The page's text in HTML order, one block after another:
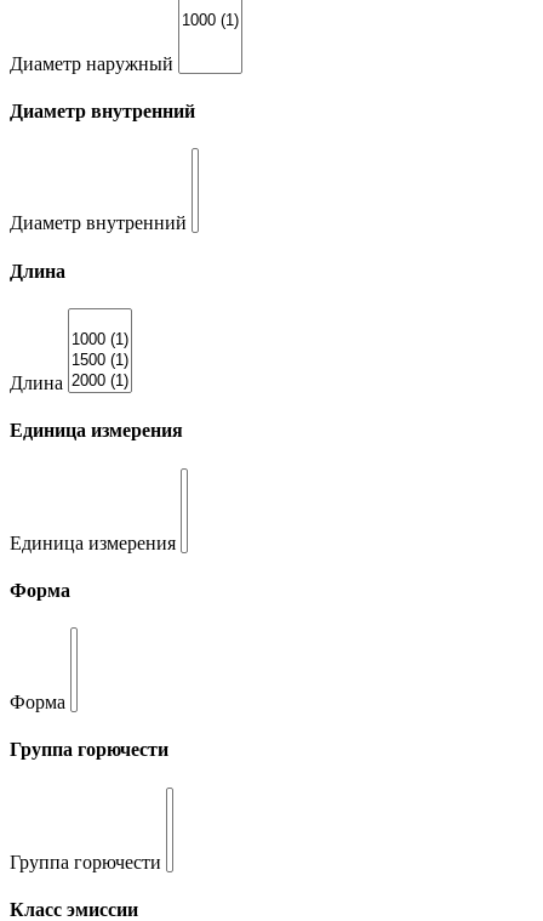
Диаметр наружный
Диаметр внутренний
Диаметр внутренний
Длина
Длина
Единица измерения
Единица измерения
Форма
Форма
Группа горючести
Группа горючести
Класс эмиссии